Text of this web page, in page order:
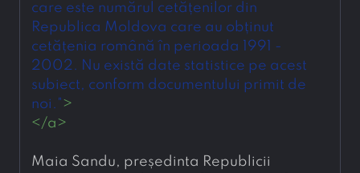
care este numărul cetățenilor din
Republica Moldova care au obținut
cetățenia română în perioada 1991 -
2002. Nu există date statistice pe acest
subiect, conform documentului primit de
noi.">
</a>
Maia Sandu, președinta Republicii